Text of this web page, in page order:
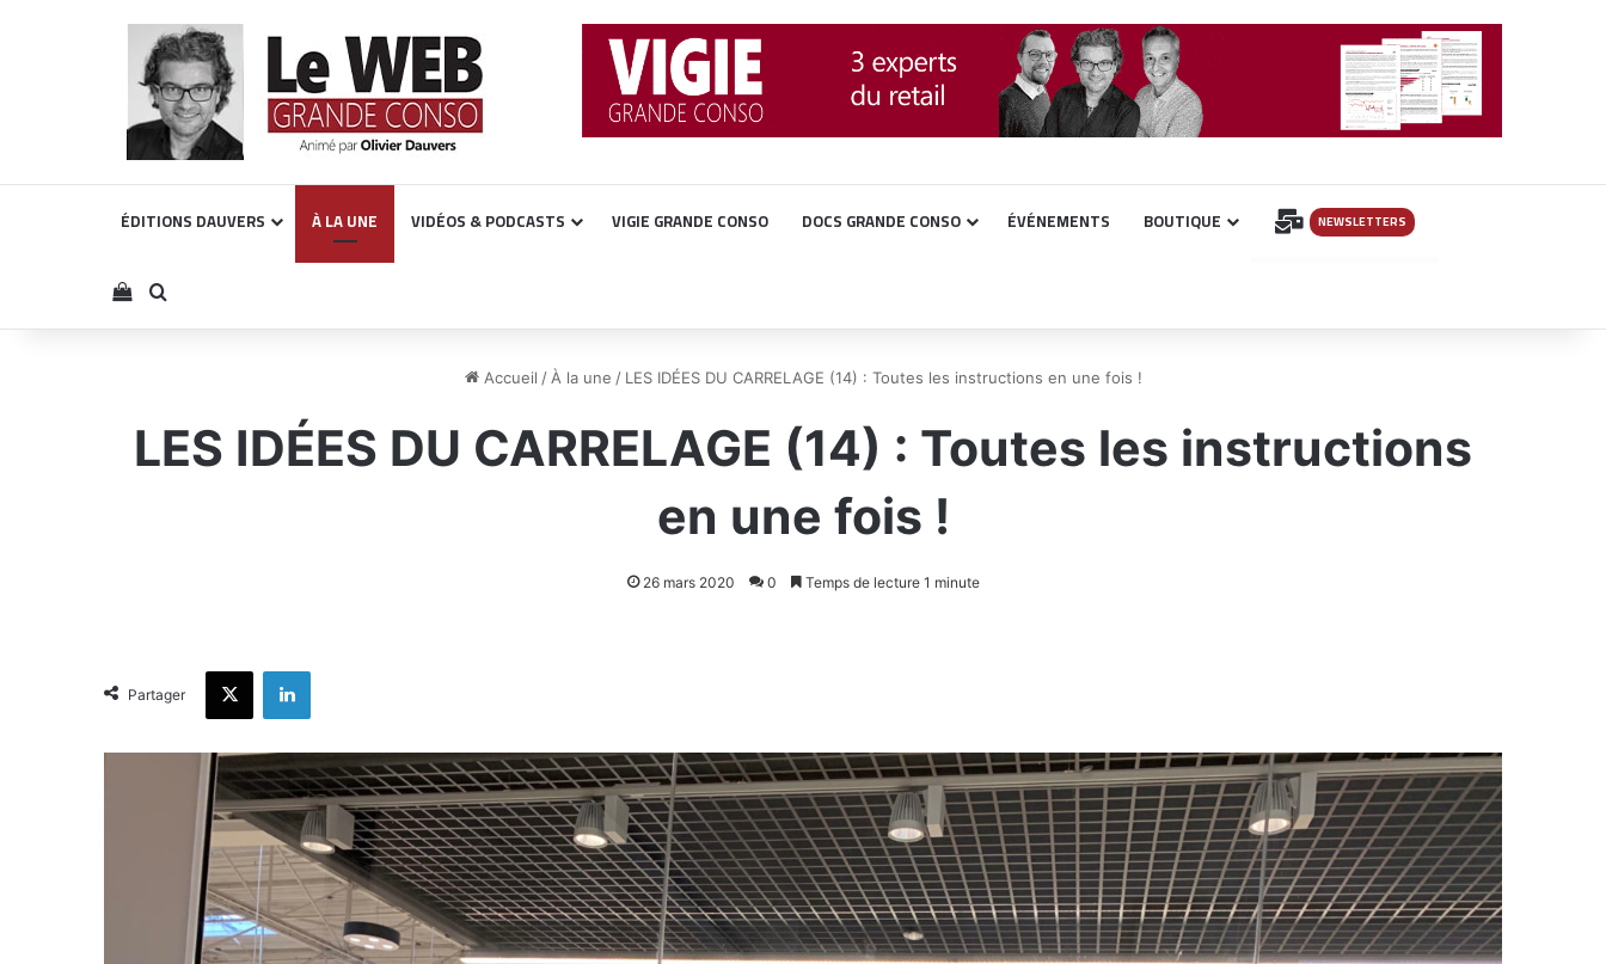
ÉDITIONS DAUVERS À LA UNE VIDÉOS & PODCASTS VIGIE GRANDE CONSO DOCS GRANDE CONSO ÉVÉNEMENTS BOUTIQUE INSCRIPTION
NEWSLETTERS
Voir votre panier
Rechercher
Accueil / À la une / LES IDÉES DU CARRELAGE (14) : Toutes les instructions en une fois !
LES IDÉES DU CARRELAGE (14) : Toutes les instructions
en une fois !
26 mars 2020 0 Temps de lecture 1 minute
Partager
X Linkedin